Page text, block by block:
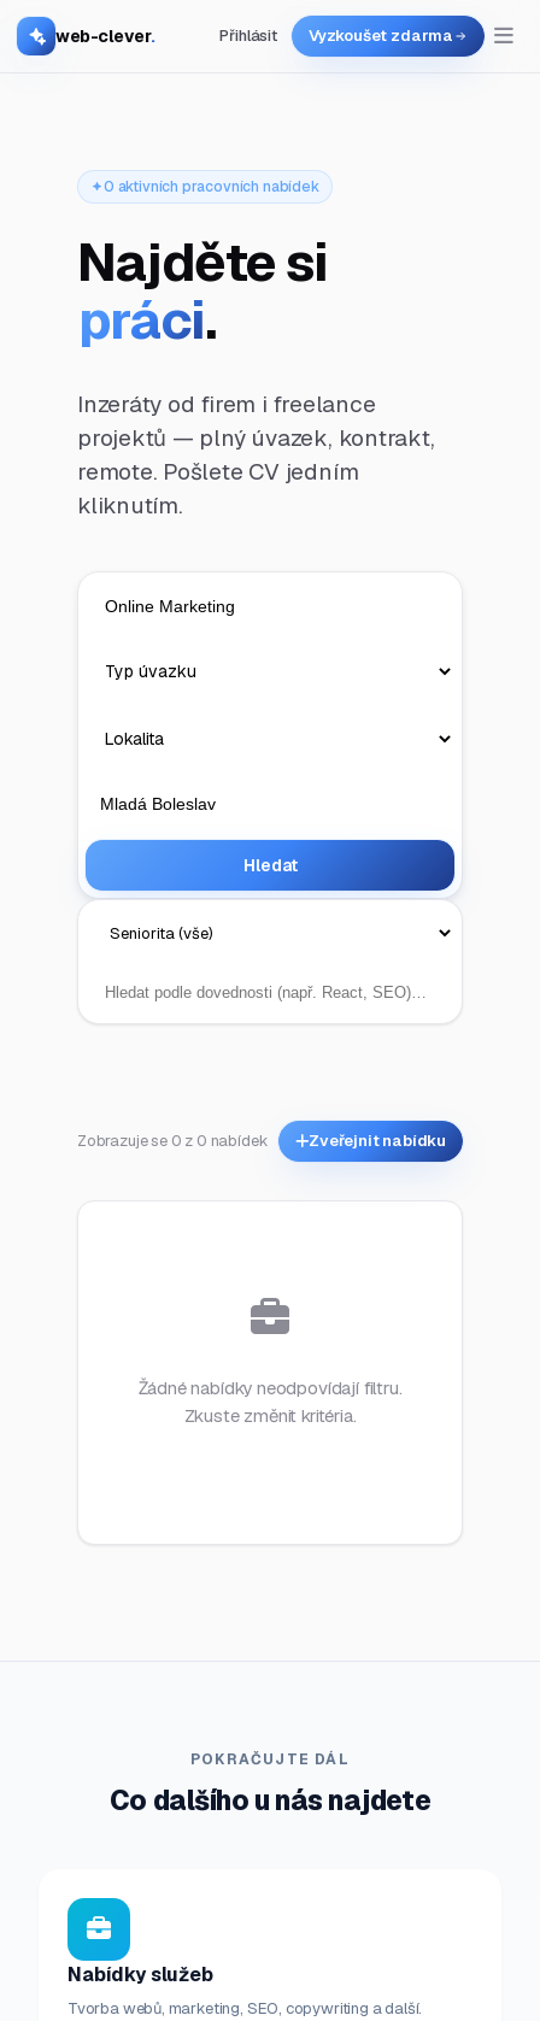
web-clever. Přihlásit Vyzkoušet zdarma
0 aktivních pracovních nabídek
Najděte si
práci.
Inzeráty od firem i freelance
projektů — plný úvazek, kontrakt,
remote. Pošlete CV jedním
kliknutím.
Hledat
Zobrazuje se 0 z 0 nabídek Zveřejnit nabídku
Žádné nabídky neodpovídají filtru.
Zkuste změnit kritéria.
POKRAČUJTE DÁL
Co dalšího u nás najdete
Nabídky služeb
Tvorba webů, marketing, SEO, copywriting a další.